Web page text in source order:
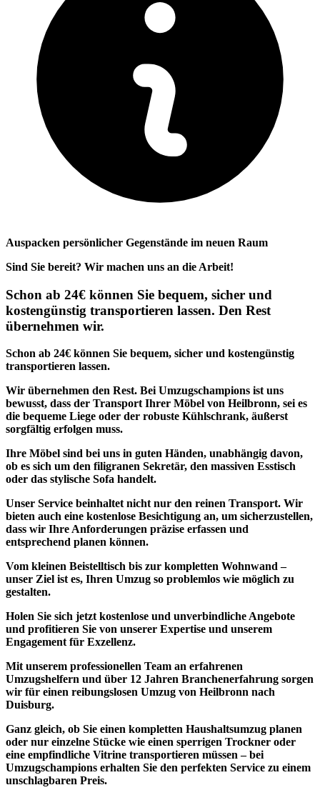
Auspacken persönlicher Gegenstände im neuen Raum
Sind Sie bereit? Wir machen uns an die Arbeit!
Schon ab 24€ können Sie bequem, sicher und
kostengünstig transportieren lassen. Den Rest
übernehmen wir.
Schon ab 24€ können Sie bequem, sicher und kostengünstig
transportieren lassen.
Wir übernehmen den Rest. Bei Umzugschampions ist uns
bewusst, dass der Transport Ihrer Möbel von Heilbronn, sei es
die bequeme Liege oder der robuste Kühlschrank, äußerst
sorgfältig erfolgen muss.
Ihre Möbel sind bei uns in guten Händen, unabhängig davon,
ob es sich um den filigranen Sekretär, den massiven Esstisch
oder das stylische Sofa handelt.
Unser Service beinhaltet nicht nur den reinen Transport. Wir
bieten auch eine kostenlose Besichtigung an, um sicherzustellen,
dass wir Ihre Anforderungen präzise erfassen und
entsprechend planen können.
Vom kleinen Beistelltisch bis zur kompletten Wohnwand –
unser Ziel ist es, Ihren Umzug so problemlos wie möglich zu
gestalten.
Holen Sie sich jetzt kostenlose und unverbindliche Angebote
und profitieren Sie von unserer Expertise und unserem
Engagement für Exzellenz.
Mit unserem professionellen Team an erfahrenen
Umzugshelfern und über 12 Jahren Branchenerfahrung sorgen
wir für einen reibungslosen Umzug von Heilbronn nach
Duisburg.
Ganz gleich, ob Sie einen kompletten Haushaltsumzug planen
oder nur einzelne Stücke wie einen sperrigen Trockner oder
eine empfindliche Vitrine transportieren müssen – bei
Umzugschampions erhalten Sie den perfekten Service zu einem
unschlagbaren Preis.